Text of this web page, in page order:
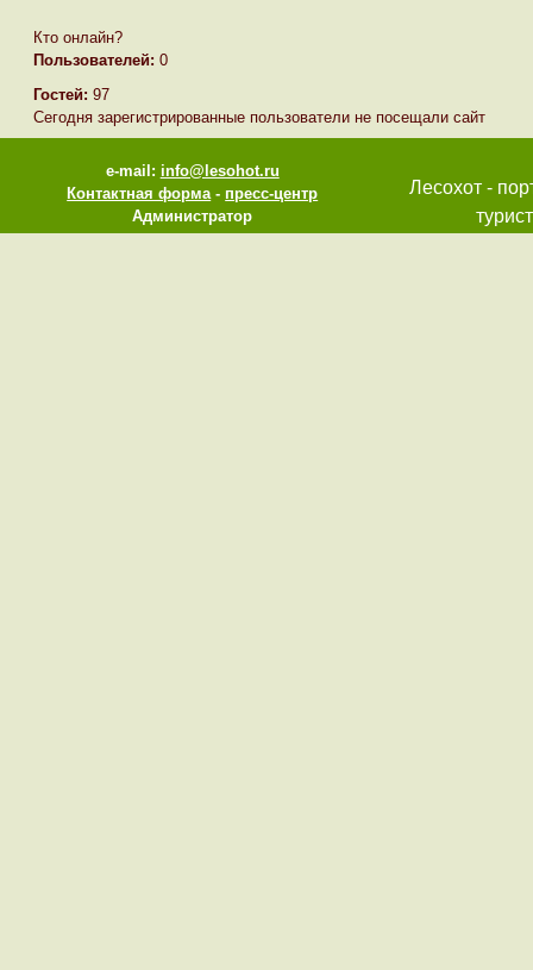
Кто онлайн?
Пользователей: 0
Гостей: 97
Сегодня зарегистрированные пользователи не посещали сайт
e-mail: info@lesohot.ru
Контактная форма-пресс-центр
Администратор
Лесохот -